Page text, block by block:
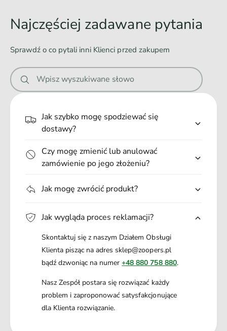
w
i
e
Najczęściej zadawane pytania
Sprawdź o co pytali inni Klienci przed zakupem
Wpisz wyszukiwane słowo
Jak szybko mogę spodziewać się
dostawy?
Czy mogę zmienić lub anulować
zamówienie po jego złożeniu?
Jak mogę zwrócić produkt?
Jak wygląda proces reklamacji?
Skontaktuj się z naszym Działem Obsługi
Klienta pisząc na adres sklep@zoopers.pl
bądź dzwoniąc na numer+48 880 758 880.
Nasz Zespół postara się rozwiązać każdy
problem i zaproponować satysfakcjonujące
dla Klienta rozwiązanie.